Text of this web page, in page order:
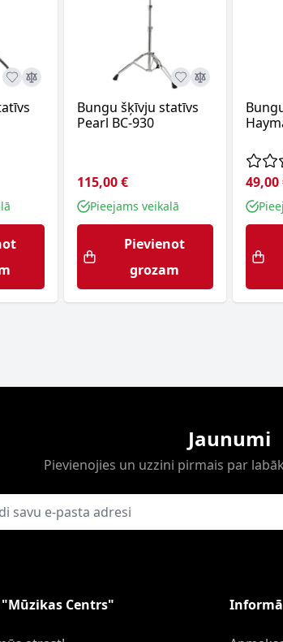
Bungu šķīvju statīvs
Pearl BC-930
115,00 €
Pieejams veikalā
Pievienot
grozam
49,00
Jaunumi
Pievienojies un uzzini pirmais par
"Mūzikas Centrs"